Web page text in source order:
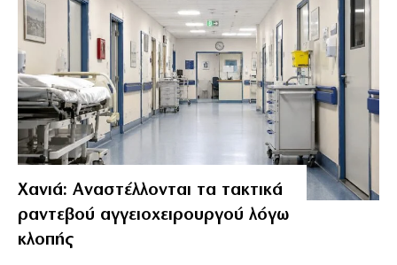
Χανιά: Αναστέλλονται τα τακτικά
ραντεβού αγγειοχειρουργού λόγω
κλοπής